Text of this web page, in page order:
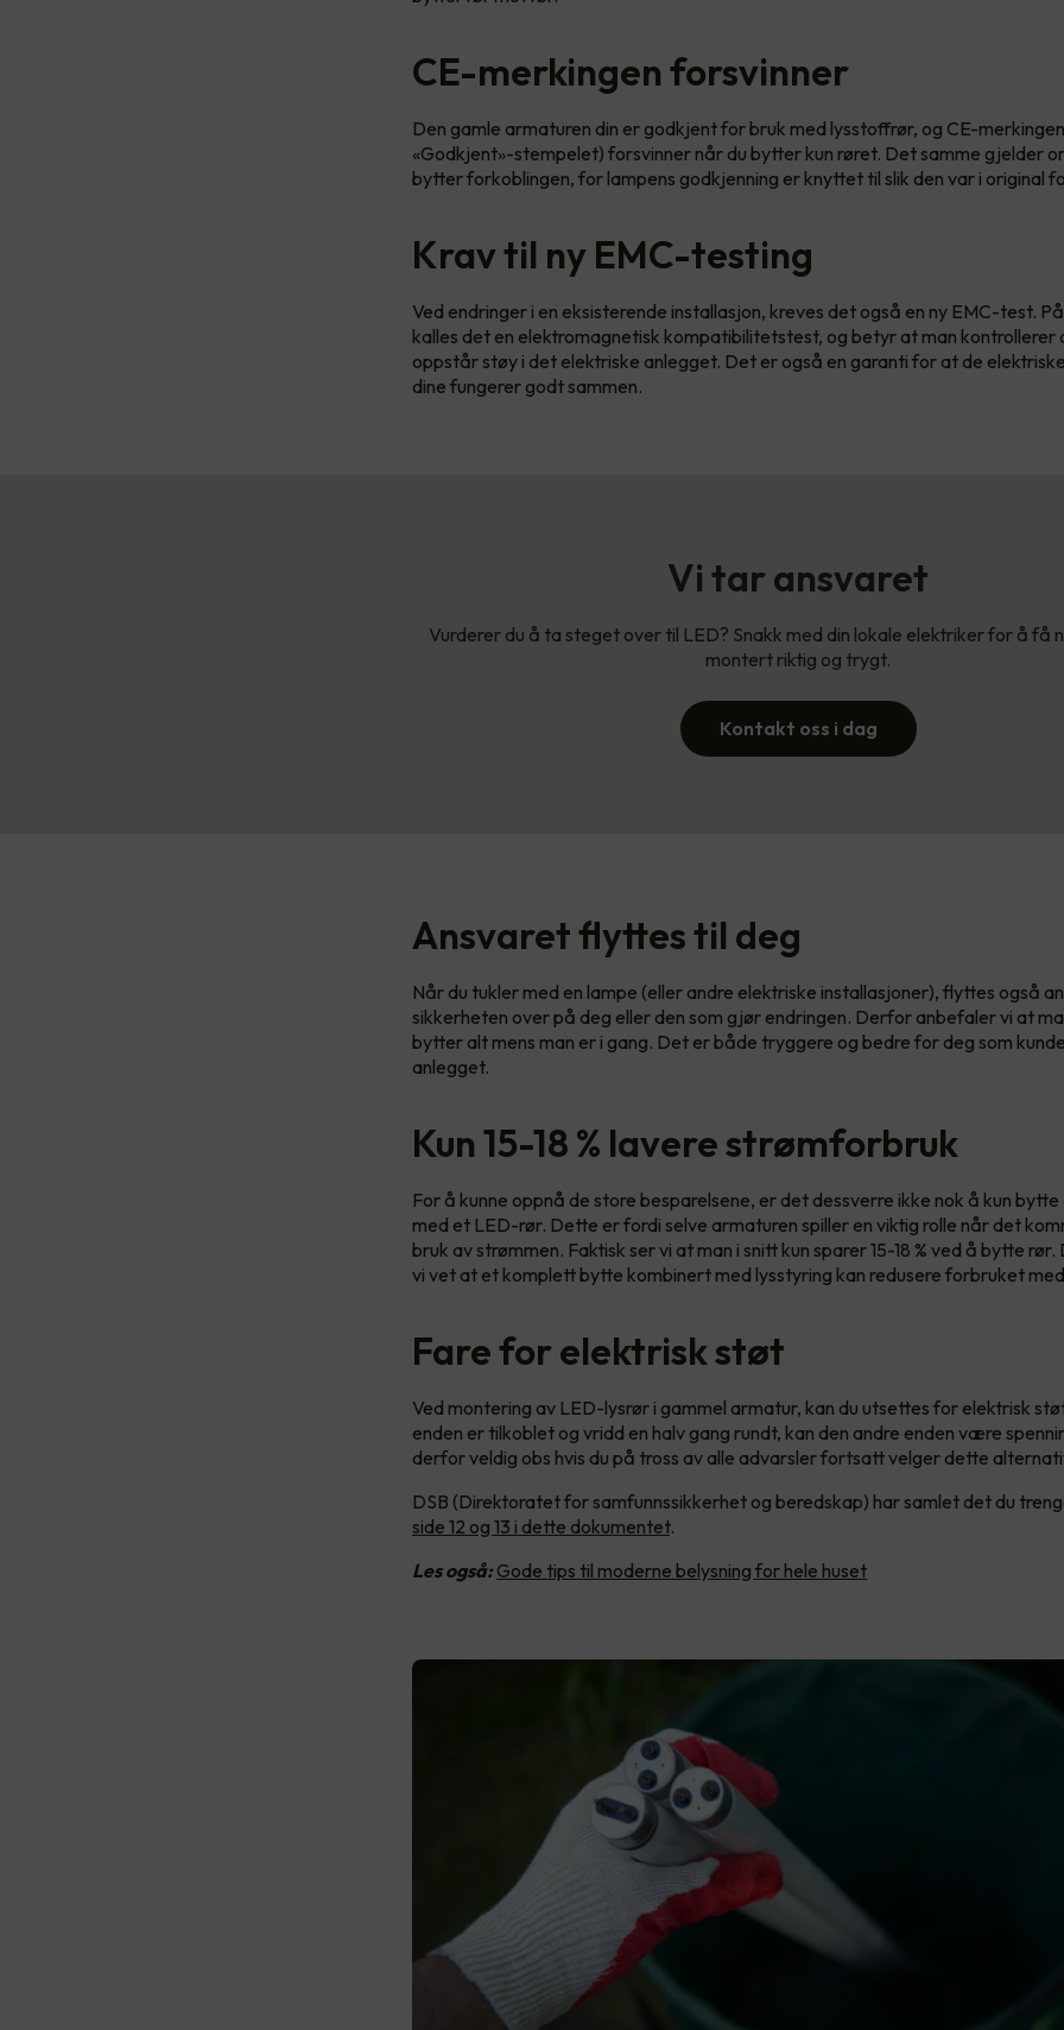
CE-merkingen forsvinner
Den gamle armaturen din er godkjent for bruk med lysstoffrør, og CE-
«Godkjent»-stempelet) forsvinner når du bytter kun røret. Det samme gjelder
bytter forkoblingen, for lampens godkjenning er knyttet til slik den var i original
Krav til ny EMC-testing
Ved endringer i en eksisterende installasjon, kreves det også en ny EMC-test.
kalles det en elektromagnetisk kompatibilitetstest, og betyr at man kontrollerer
oppstår støy i det elektriske anlegget. Det er også en garanti for at de
dine fungerer godt sammen.
Vi tar ansvaret
Vurderer du å ta steget over til LED? Snakk med din lokale elektriker for å få
montert riktig og trygt.
Kontakt oss i dag
Ansvaret flyttes til deg
Når du tukler med en lampe (eller andre elektriske installasjoner), flyttes også
sikkerheten over på deg eller den som gjør endringen. Derfor anbefaler vi at
bytter alt mens man er i gang. Det er både tryggere og bedre for deg som
anlegget.
Kun 15-18 % lavere strømforbruk
For å kunne oppnå de store besparelsene, er det dessverre ikke nok å kun
med et LED-rør. Dette er fordi selve armaturen spiller en viktig rolle når det
bruk av strømmen. Faktisk ser vi at man i snitt kun sparer 15-18 % ved å bytte
vi vet at et komplett bytte kombinert med lysstyring kan redusere forbruket
Fare for elektrisk støt
Ved montering av LED-lysrør i gammel armatur, kan du utsettes for elektrisk
enden er tilkoblet og vridd en halv gang rundt, kan den andre enden være
derfor veldig obs hvis du på tross av alle advarsler fortsatt velger dette
DSB (Direktoratet for samfunnssikkerhet og beredskap) har samlet det du
side 12 og 13 i dette dokumentet.
Les også: Gode tips til moderne belysning for hele huset